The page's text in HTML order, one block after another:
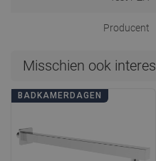
Producent
Misschien ook
BADKAMERDAGEN